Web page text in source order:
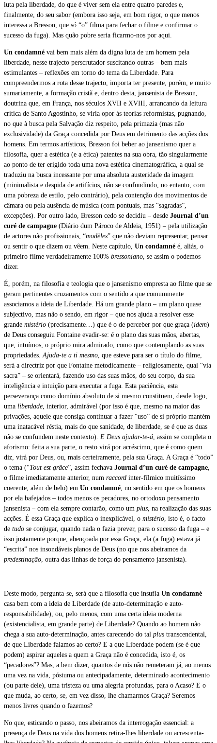
luta pela liberdade, do que é viver sem ela entre quatro paredes e,
finalmente, do seu sabor (embora isso seja, em bom rigor, o que menos
interessa a Bresson, que só “o” filma para fechar o filme e confirmar o
sucesso da fuga). Mas quão pobre seria ficarmo-nos por aqui.
Un condamné vai bem mais além da digna luta de um homem pela
liberdade, nesse trajecto perscrutador suscitando outras – bem mais
estimulantes – reflexões em torno do tema da Liberdade. Para
compreendermos a rota desse trajecto, importa ter presente, porém, e muito
sumariamente, a formação cristã e, dentro desta, jansenista de Bresson,
doutrina que, em França, nos séculos XVII e XVIII, arrancando da leitura
crítica de Santo Agostinho, se viria opor às teorias reformistas, pugnando,
no que à busca pela Salvação diz respeito, pela primazia (mas não
exclusividade) da Graça concedida por Deus em detrimento das acções dos
homens. Em termos artísticos, Bresson foi beber ao jansenismo quer a
filosofia, quer a estética (e a ética) patentes na sua obra, tão singularmente
ao ponto de ter erigido toda uma nova estética cinematográfica, a qual se
traduziu na busca incessante por uma absoluta austeridade da imagem
(minimalista e despida de artifícios, não se confundindo, no entanto, com
uma pobreza de estilo, pelo contrário), pela contenção dos movimentos de
câmara ou pela ausência de música (com pontuais, mas “sagradas”,
excepções). Por outro lado, Bresson cedo se decidiu – desde Journal d’un
curé de campagne (Diário dum Pároco de Aldeia, 1951) – pela utilização
de actores não profissionais, “modèles” que não deviam representar, pensar
ou sentir o que dizem ou vêem. Neste capítulo, Un condamné é, aliás, o
primeiro filme verdadeiramente 100% bressoniano , se assim o podemos
dizer.
É, porém, na filosofia e teologia que o jansenismo empresta ao filme que se
geram pertinentes cruzamentos com o sentido a que comummente
associamos a ideia de Liberdade. Há um grande plano – um plano quase
subjectivo, mas não o sendo, em rigor – que nos ajuda a resolver esse
grande mistério (precisamente…) que é o de perceber por que graça (idem)
de Deus conseguiu Fontaine evadir-se: é o plano das suas mãos, abertas,
que, intuímos, o próprio mira admirado, como que contemplando as suas
propriedades. Ajuda-te a ti mesmo , que esteve para ser o título do filme,
será a directriz por que Fontaine metodicamente – religiosamente, qual “via
sacra” – se orientará, fazendo uso das suas mãos, do seu corpo, da sua
inteligência e intuição para executar a fuga. Esta paciência, esta
perseverança como domínio absoluto de si mesmo constituem, desde logo,
uma liberdade , interior, admirável (por isso é que, mesmo na maior das
privações, aquele que consiga continuar a fazer “uso” de si próprio mantém
uma inatacável réstia, mais do que sanidade, de liberdade, se é que as duas
não se confundem neste contexto). E Deus ajudar-te-á , assim se completa o
aforismo: feita a sua parte, o resto virá por acréscimo, que é como quem
diz, virá por Deus, ou, mais certeiramente, pela sua Graça. A Graça é “todo”
o tema (“Tout est grâce”, assim fechava Journal d’un curé de campagne
o filme imediatamente anterior, num raccord inter-fílmico muitíssimo
coerente, além de belo) em Un condamné , no sentido em que os homens
por ela bafejados – todos menos os pecadores, no ortodoxo pensamento
jansenista – com ela sempre contarão, como um plus , na realização das suas
acções. É essa Graça que explica o inexplicável, o mistério , isto é, o facto
de tudo se conjugar, quando nada o fazia prever, para o sucesso da fuga – e
isso justamente porque, abençoada por essa Graça, ela (a fuga) estava já
“escrita” nos insondáveis planos de Deus (no que nos abeiramos da
predestinação , outra das linhas de força do pensamento jansenista).
Deste modo, pergunta-se, será que a filosofia que insufla Un condamné
casa bem com a ideia de Liberdade (de auto-determinação e auto-
responsabilidade), ou, pelo menos, com uma certa ideia moderna
(existencialista, em grande parte) de Liberdade? Quando ao homem não
chega a sua auto-determinação, antes carecendo do tal plus transcendental,
de que Liberdade falamos ao certo? E a que Liberdade podem (se é que
podem) aspirar aqueles a quem a Graça não é concedida, isto é, os
“pecadores”? Mas, a bem dizer, quantos de nós não remeteram já, ao menos
uma vez na vida, póstuma ou antecipadamente, determinado acontecimento
(ou parte dele), uma tristeza ou uma alegria profundas, para o Acaso? E o
que muda, ao certo, se, em vez disso, lhe chamarmos Graça? Seremos
menos livres quando o fazemos?
No que, esticando o passo, nos abeiramos da interrogação essencial: a
presença de Deus na vida dos homens retira-lhes liberdade ou acrescenta-